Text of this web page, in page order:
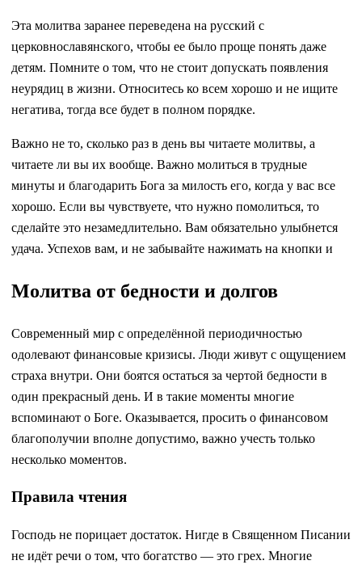
Эта молитва заранее переведена на русский с
церковнославянского, чтобы ее было проще понять даже
детям. Помните о том, что не стоит допускать появления
неурядиц в жизни. Относитесь ко всем хорошо и не ищите
негатива, тогда все будет в полном порядке.
Важно не то, сколько раз в день вы читаете молитвы, а
читаете ли вы их вообще. Важно молиться в трудные
минуты и благодарить Бога за милость его, когда у вас все
хорошо. Если вы чувствуете, что нужно помолиться, то
сделайте это незамедлительно. Вам обязательно улыбнется
удача. Успехов вам, и не забывайте нажимать на кнопки и
Молитва от бедности и долгов
Современный мир с определённой периодичностью
одолевают финансовые кризисы. Люди живут с ощущением
страха внутри. Они боятся остаться за чертой бедности в
один прекрасный день. И в такие моменты многие
вспоминают о Боге. Оказывается, просить о финансовом
благополучии вполне допустимо, важно учесть только
несколько моментов.
Правила чтения
Господь не порицает достаток. Нигде в Священном Писании
не идёт речи о том, что богатство — это грех. Многие